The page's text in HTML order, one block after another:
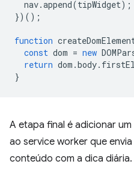
nav.append(tipWidget);
})();
function
const dom = new
return dom .body.
}
A etapa final é adicionar
ao service worker que
conteúdo com a dica diária.